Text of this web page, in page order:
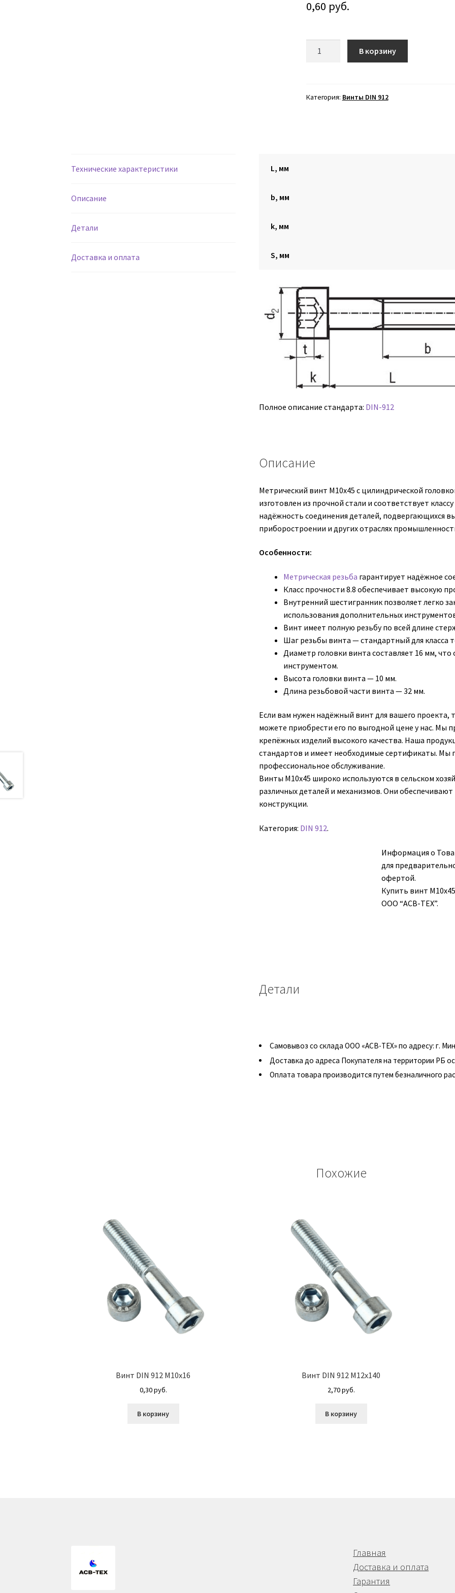
0,60 руб.
912
В корзину
Категория: Винты DIN 912
Технические характеристики
Описание
Детали
Доставка и оплата
L, мм
b, мм
k, мм
S, мм
Полное описание стандарта: DIN-912
Описание
Метрический винт М10х45 с цилиндрической
изготовлен из прочной стали и соответствует
надёжность соединения деталей, подвергающихся
приборостроении и других отраслях
Особенности:
Метрическая резьба гарантирует надёжное
Класс прочности 8.8 обеспечивает высокую
Внутренний шестигранник позволяет легко
использования дополнительных
Винт имеет полную резьбу по всей длине
Шаг резьбы винта — стандартный для класса
Диаметр головки винта составляет 16 мм,
инструментом.
Высота головки винта — 10 мм.
Длина резьбовой части винта — 32 мм.
Если вам нужен надёжный винт для вашего
можете приобрести его по выгодной цене у нас. Мы
крепёжных изделий высокого качества. Наша
стандартов и имеет необходимые сертификаты. Мы
профессиональное обслуживание.
Винты М10х45 широко используются в сельском
различных деталей и механизмов. Они
конструкции.
Категория: DIN 912.
Информация о
для
офертой.
Купить винт
ООО “АСВ-ТЕХ”.
Детали
Самовывоз со склада ООО «АСВ-ТЕХ» по адресу: г.
Доставка до адреса Покупателя на территории РБ
Оплата товара производится путем безналичного
Похожие
Винт DIN 912 М10х16
0,30руб.
В корзину
Винт DIN 912 М12х140
2,70руб.
В корзину
Главная
Доставка и оплата
Гарантия